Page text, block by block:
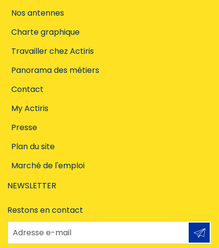
Nos antennes
Charte graphique
Travailler chez Actiris
Panorama des métiers
Contact
My Actiris
Presse
Plan du site
Marché de l'emploi
NEWSLETTER
Restons en contact
Adresse e-mail